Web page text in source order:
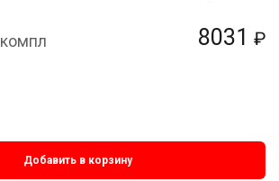
8031 ₽
компл
Добавить в корзину